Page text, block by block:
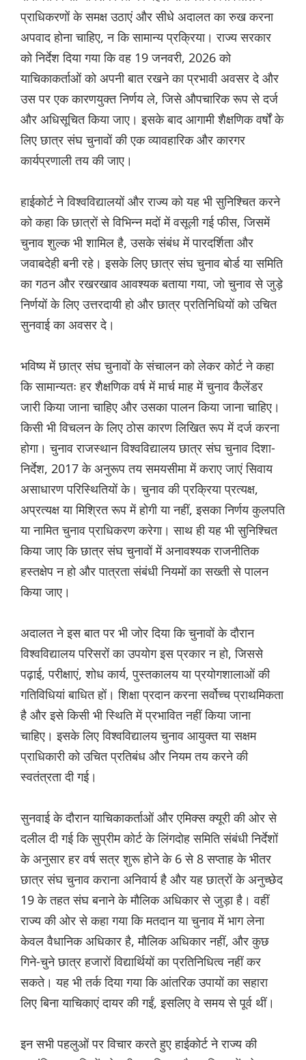
प्राधिकरणों के समक्ष उठाएं और सीधे अदालत का रुख करना
अपवाद होना चाहिए, न कि सामान्य प्रक्रिया। राज्य सरकार
को निर्देश दिया गया कि वह 19 जनवरी, 2026 को
याचिकाकर्ताओं को अपनी बात रखने का प्रभावी अवसर दे और
उस पर एक कारणयुक्त निर्णय ले, जिसे औपचारिक रूप से दर्ज
और अधिसूचित किया जाए। इसके बाद आगामी शैक्षणिक वर्षों के
लिए छात्र संघ चुनावों की एक व्यावहारिक और कारगर
कार्यप्रणाली तय की जाए।
हाईकोर्ट ने विश्वविद्यालयों और राज्य को यह भी सुनिश्चित करने
को कहा कि छात्रों से विभिन्न मदों में वसूली गई फीस, जिसमें
चुनाव शुल्क भी शामिल है, उसके संबंध में पारदर्शिता और
जवाबदेही बनी रहे। इसके लिए छात्र संघ चुनाव बोर्ड या समिति
का गठन और रखरखाव आवश्यक बताया गया, जो चुनाव से जुड़े
निर्णयों के लिए उत्तरदायी हो और छात्र प्रतिनिधियों को उचित
सुनवाई का अवसर दे।
भविष्य में छात्र संघ चुनावों के संचालन को लेकर कोर्ट ने कहा
कि सामान्यतः हर शैक्षणिक वर्ष में मार्च माह में चुनाव कैलेंडर
जारी किया जाना चाहिए और उसका पालन किया जाना चाहिए।
किसी भी विचलन के लिए ठोस कारण लिखित रूप में दर्ज करना
होगा। चुनाव राजस्थान विश्वविद्यालय छात्र संघ चुनाव दिशा-
निर्देश, 2017 के अनुरूप तय समयसीमा में कराए जाएं सिवाय
असाधारण परिस्थितियों के। चुनाव की प्रक्रिया प्रत्यक्ष,
अप्रत्यक्ष या मिश्रित रूप में होगी या नहीं, इसका निर्णय कुलपति
या नामित चुनाव प्राधिकरण करेगा। साथ ही यह भी सुनिश्चित
किया जाए कि छात्र संघ चुनावों में अनावश्यक राजनीतिक
हस्तक्षेप न हो और पात्रता संबंधी नियमों का सख्ती से पालन
किया जाए।
अदालत ने इस बात पर भी जोर दिया कि चुनावों के दौरान
विश्वविद्यालय परिसरों का उपयोग इस प्रकार न हो, जिससे
पढ़ाई, परीक्षाएं, शोध कार्य, पुस्तकालय या प्रयोगशालाओं की
गतिविधियां बाधित हों। शिक्षा प्रदान करना सर्वोच्च प्राथमिकता
है और इसे किसी भी स्थिति में प्रभावित नहीं किया जाना
चाहिए। इसके लिए विश्वविद्यालय चुनाव आयुक्त या सक्षम
प्राधिकारी को उचित प्रतिबंध और नियम तय करने की
स्वतंत्रता दी गई।
सुनवाई के दौरान याचिकाकर्ताओं और एमिक्स क्यूरी की ओर से
दलील दी गई कि सुप्रीम कोर्ट के लिंगदोह समिति संबंधी निर्देशों
के अनुसार हर वर्ष सत्र शुरू होने के 6 से 8 सप्ताह के भीतर
छात्र संघ चुनाव कराना अनिवार्य है और यह छात्रों के अनुच्छेद
19 के तहत संघ बनाने के मौलिक अधिकार से जुड़ा है। वहीं
राज्य की ओर से कहा गया कि मतदान या चुनाव में भाग लेना
केवल वैधानिक अधिकार है, मौलिक अधिकार नहीं, और कुछ
गिने-चुने छात्र हजारों विद्यार्थियों का प्रतिनिधित्व नहीं कर
सकते। यह भी तर्क दिया गया कि आंतरिक उपायों का सहारा
लिए बिना याचिकाएं दायर की गईं, इसलिए वे समय से पूर्व थीं।
इन सभी पहलुओं पर विचार करते हुए हाईकोर्ट ने राज्य की